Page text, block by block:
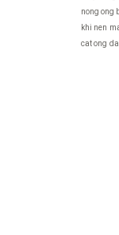
nong ong
khi nen
cat ong